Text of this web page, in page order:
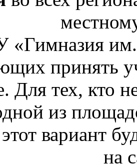
принять
Для тех, кто
из
вариант
на